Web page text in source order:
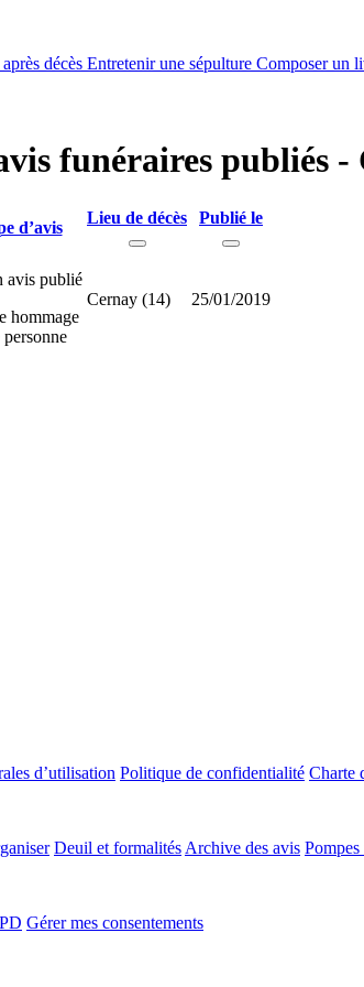
décès Entretenir une sépulture Composer un
funéraires publiés
d’avis
Lieu de décès Publié le
avis publié
hommage
personne
Cernay (14) 25/01/2019
d’utilisation Politique de confidentialité Charte
Deuil et formalités Archive des avis
Gérer mes consentements